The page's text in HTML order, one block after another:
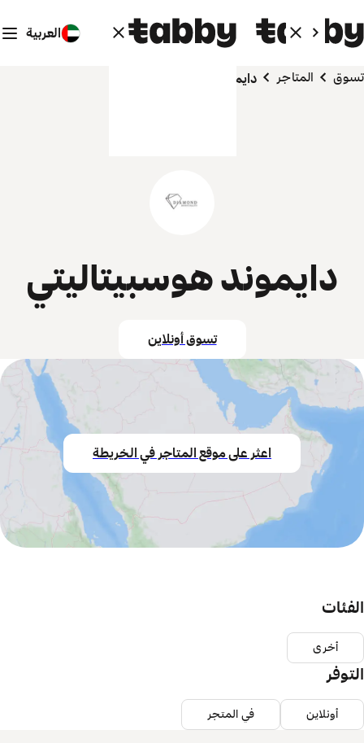
العربية
تسوق المتاجر دايموند هوسبيتاليتي
دايموند هوسبيتاليتي
تسوق أونلاين
اعثر على موقع المتاجر في الخريطة
الفئات
أخرى
التوفر
أونلاين في المتجر